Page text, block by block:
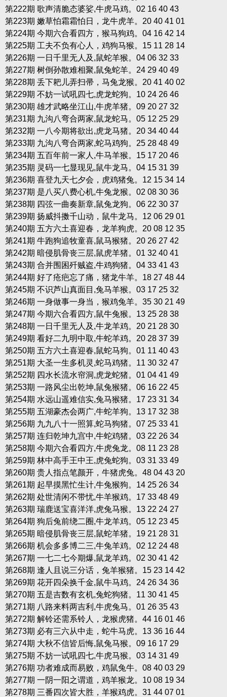
第222期 歌声清脆态婆娑,牛虎马鸡。02 16 40 43
第223期 嫩草怕霜霜怕日，龙牛虎羊。20 40 41 01
第224期 今期六合看四方，猴马狗鸡。04 16 42 14
第225期 工夫不负有心人，鸡狗马猴。15 11 28 14
第226期 一日千里无人及,鼠蛇羊猴。04 06 32 33
第227期 树倒孙散难相聚,鼠兔蛇羊。24 29 40 49
第228期 丢下耙儿弄扫帚，马兔龙猴。20 41 40 02
第229期 不妨一试吼四七,虎龙蛇狗。10 24 26 46
第230期 雄才武略坐江山,牛虎羊猪。09 20 27 32
第231期 九沟八弯合两家,鼠龙蛇马。05 12 25 29
第232期 一八今期将欲出,虎龙马猪。20 34 40 44
第233期 九沟八弯合两家,蛇马鸡狗。25 28 48 49
第234期 五百年前一家人,牛马羊猴。15 17 20 46
第235期 灵码一七显现见,鼠牛龙马。04 15 31 39
第236期 喜登九天七夕会，虎鸡猪兔。12 15 34 14
第237期 是八买八费心机,牛兔龙猴。02 08 30 36
第238期 四弦一曲奏新章,鼠兔龙狗。06 22 30 37
第239期 扬威抖擞千山动，鼠牛龙马。12 06 29 01
第240期 五方六土喜迎春，龙羊狗虎。20 08 12 35
第241期 牛跑狗追牧童喜,鼠马猴猪。20 26 27 42
第242期 暗侵肌骨丧三层,鼠虎羊猪。01 32 40 41
第243期 合并围困歼贼盗,牛鸡狗猪。04 33 41 43
第244期 好了疮疤忘了痛，猪龙牛羊。18 27 48 44
第245期 不识芦山真面目,兔马羊猴。03 17 25 32
第246期 一身做事一身当，猴鸡兔羊。35 30 21 49
第247期 今期六合看四方,鼠牛兔猴。13 25 28 38
第248期 一日千里无人及,牛龙羊鸡。20 21 28 30
第249期 看好二九明中取,牛蛇羊鸡。20 28 37 39
第250期 五方六土喜迎春,鼠蛇马狗。01 11 40 43
第251期 大圣一生多机灵,蛇马鸡猪。11 30 32 47
第252期 四水长流水帘洞,虎龙蛇猪。01 04 41 49
第253期 一路风尘出乾坤,鼠兔猴猪。06 16 22 45
第254期 水远山遥难信实,兔马猴猪。17 23 31 34
第255期 五湖豪杰会两广,牛蛇羊狗。13 17 32 38
第256期 九九八十一照算,蛇马狗猪。07 25 33 41
第257期 连归乾坤九宫中,牛蛇鸡猪。03 22 26 34
第258期 今期六合看四方,牛虎兔龙。08 11 23 28
第259期 林中高手王中王,虎兔蛇狗。03 31 33 49
第260期 贵人指点笔颜开，牛猪虎兔。48 04 43 20
第261期 起早摸黑忙生计,牛兔猴狗。14 25 26 34
第262期 处世清闲不带忧,牛羊猴鸡。17 33 48 49
第263期 瑞鹿送宝喜洋洋,虎兔马猴。13 22 24 27
第264期 狗后兔前绕二圈,牛龙羊鸡。05 12 23 45
第265期 暗侵肌骨丧三层,鼠蛇羊猪。19 21 28 31
第266期 机会多多博二三,牛兔羊鸡。02 12 24 48
第267期 一七二七今期爆,鼠龙羊鸡。02 30 41 42
第268期 逢人且说三分话，兔羊猴猪。15 23 14 42
第269期 花开四朵换千金,鼠牛马鸡。24 26 34 36
第270期 五是吉数有玄机,兔蛇狗猪。11 30 41 45
第271期 八路来料两吉利,牛虎兔马。01 26 35 43
第272期 解铃还需系铃人，龙猴虎猪。44 16 01 46
第273期 必有三六从中走，蛇牛马虎。13 36 16 44
第274期 大秋不信皆后悔,鼠兔马猴。09 16 17 29
第275期 不妨一试吼四七,牛虎马猴。03 14 31 49
第276期 功者难成而易败，鸡鼠兔牛。08 40 03 29
第277期 一阴一阳之谓道，鸡羊猴龙。10 08 19 34
第278期 三番四次皆大胜，羊猴鸡虎。31 44 07 01